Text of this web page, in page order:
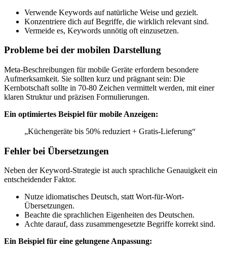
Verwende Keywords auf natürliche Weise und gezielt.
Konzentriere dich auf Begriffe, die wirklich relevant sind.
Vermeide es, Keywords unnötig oft einzusetzen.
Probleme bei der mobilen Darstellung
Meta-Beschreibungen für mobile Geräte erfordern besondere
Aufmerksamkeit. Sie sollten kurz und prägnant sein: Die
Kernbotschaft sollte in 70-80 Zeichen vermittelt werden, mit einer
klaren Struktur und präzisen Formulierungen.
Ein optimiertes Beispiel für mobile Anzeigen:
„Küchengeräte bis 50% reduziert + Gratis-Lieferung“
Fehler bei Übersetzungen
Neben der Keyword-Strategie ist auch sprachliche Genauigkeit ein
entscheidender Faktor.
Nutze idiomatisches Deutsch, statt Wort-für-Wort-
Übersetzungen.
Beachte die sprachlichen Eigenheiten des Deutschen.
Achte darauf, dass zusammengesetzte Begriffe korrekt sind.
Ein Beispiel für eine gelungene Anpassung: